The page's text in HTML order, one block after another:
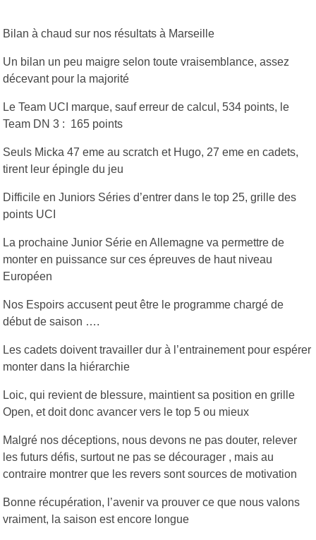
Bilan à chaud sur nos résultats à Marseille
Un bilan un peu maigre selon toute vraisemblance, assez
décevant pour la majorité
Le Team UCI marque, sauf erreur de calcul, 534 points, le
Team DN 3 : 165 points
Seuls Micka 47 eme au scratch et Hugo, 27 eme en cadets,
tirent leur épingle du jeu
Difficile en Juniors Séries d’entrer dans le top 25, grille des
points UCI
La prochaine Junior Série en Allemagne va permettre de
monter en puissance sur ces épreuves de haut niveau
Européen
Nos Espoirs accusent peut être le programme chargé de
début de saison ….
Les cadets doivent travailler dur à l’entrainement pour espérer
monter dans la hiérarchie
Loic, qui revient de blessure, maintient sa position en grille
Open, et doit donc avancer vers le top 5 ou mieux
Malgré nos déceptions, nous devons ne pas douter, relever
les futurs défis, surtout ne pas se décourager , mais au
contraire montrer que les revers sont sources de motivation
Bonne récupération, l’avenir va prouver ce que nous valons
vraiment, la saison est encore longue